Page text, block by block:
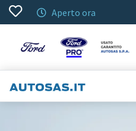
Aperto ora